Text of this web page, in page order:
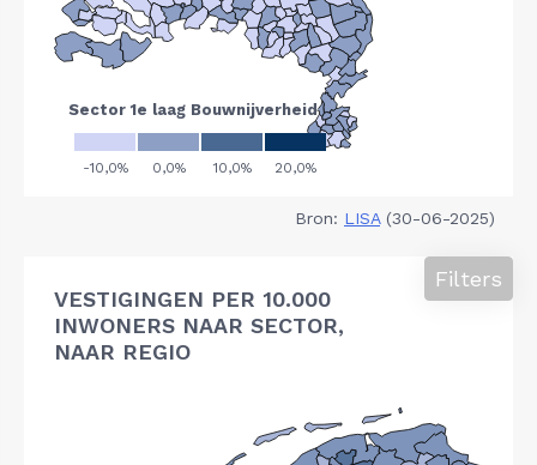
Bron: LISA(30-06-2025)
VESTIGINGEN PER 10.000
INWONERS NAAR SECTOR,
NAAR REGIO
Filters